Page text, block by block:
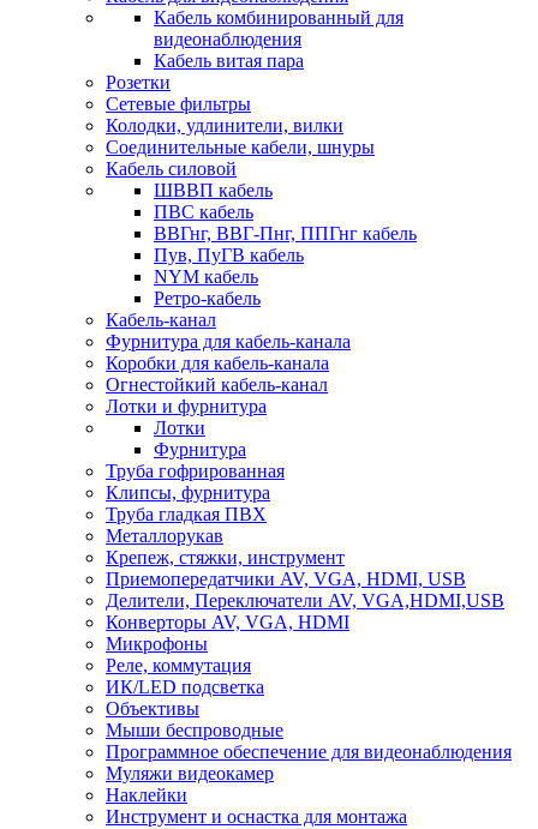
Кабель комбинированный для
видеонаблюдения
Кабель витая пара
Розетки
Сетевые фильтры
Колодки, удлинители, вилки
Соединительные кабели, шнуры
Кабель силовой
ШВВП кабель
ПВС кабель
ВВГнг, ВВГ-Пнг, ППГнг кабель
Пув, ПуГВ кабель
NYM кабель
Ретро-кабель
Кабель-канал
Фурнитура для кабель-канала
Коробки для кабель-канала
Огнестойкий кабель-канал
Лотки и фурнитура
Лотки
Фурнитура
Труба гофрированная
Клипсы, фурнитура
Труба гладкая ПВХ
Металлорукав
Крепеж, стяжки, инструмент
Приемопередатчики AV, VGA, HDMI, USB
Делители, Переключатели AV, VGA,HDMI,USB
Конверторы AV, VGA, HDMI
Микрофоны
Реле, коммутация
ИК/LED подсветка
Объективы
Мыши беспроводные
Программное обеспечение для видеонаблюдения
Муляжи видеокамер
Наклейки
Инструмент и оснастка для монтажа